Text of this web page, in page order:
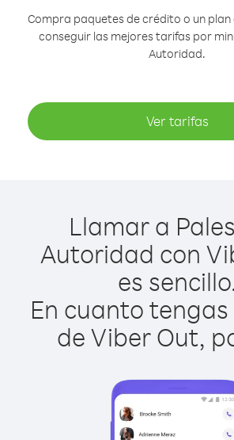
Compra paquetes de crédito o un
conseguir las mejores tarifas por
Autoridad.
Ver tarifas
Llamar a
Autoridad con
es
En cuanto
de Viber Out,